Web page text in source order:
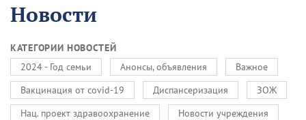
Новости
КАТЕГОРИИ НОВОСТЕЙ
2024 - Год семьи
Анонсы, объявления
Важное
Вакцинация от covid-19
Диспансеризация
ЗОЖ
Нац. проект здравоохранение
Новости учреждения